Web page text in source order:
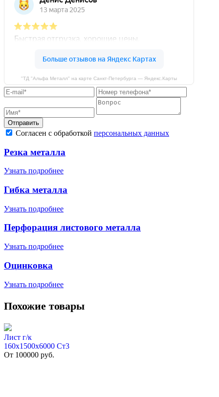
"ТД "Альфа Металл" на карте Санкт‑Петербурга — Яндекс.Карты
Отправить
Согласен с обработкой персональных данных
Резка металла
Узнать подробнее
Гибка металла
Узнать подробнее
Перфорация листового металла
Узнать подробнее
Оцинковка
Узнать подробнее
Похожие товары
Лист г/к
160х1500х6000 Ст3
От 100000 руб.